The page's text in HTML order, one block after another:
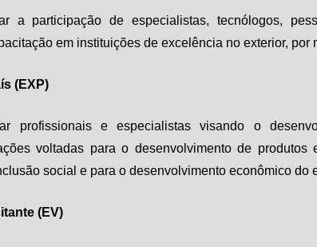
a participação de especialistas, tecnólogos,
em instituições de excelência no exterior,
(EXP)
profissionais e especialistas visando o
voltadas para o desenvolvimento de
social e para o desenvolvimento econômico do
(EV)